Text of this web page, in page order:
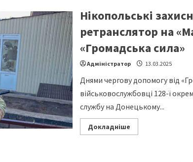
Нікопольські
ретранслятор на
«Громадська сила»
Адміністратор 13.03.2025
Днями чергову допомогу від
військовослужбовці 128-ї
службу на Донецькому...
ДокладнішеRead
more